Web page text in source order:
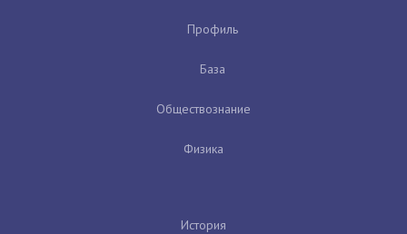
Профиль
База
Обществознание
Физика
История